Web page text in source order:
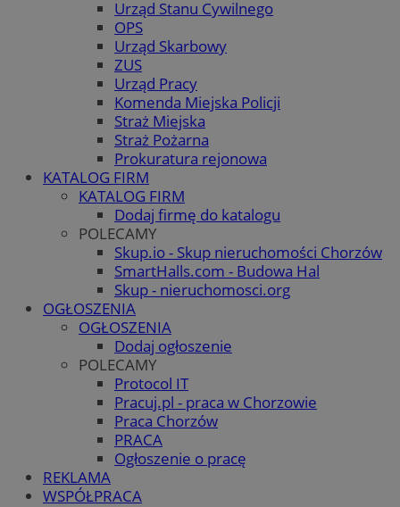
Urząd Stanu Cywilnego
OPS
Urząd Skarbowy
ZUS
Urząd Pracy
Komenda Miejska Policji
Straż Miejska
Straż Pożarna
Prokuratura rejonowa
KATALOG FIRM
KATALOG FIRM
Dodaj firmę do katalogu
POLECAMY
Skup.io - Skup nieruchomości Chorzów
SmartHalls.com - Budowa Hal
Skup - nieruchomosci.org
OGŁOSZENIA
OGŁOSZENIA
Dodaj ogłoszenie
POLECAMY
Protocol IT
Pracuj.pl - praca w Chorzowie
Praca Chorzów
PRACA
Ogłoszenie o pracę
REKLAMA
WSPÓŁPRACA